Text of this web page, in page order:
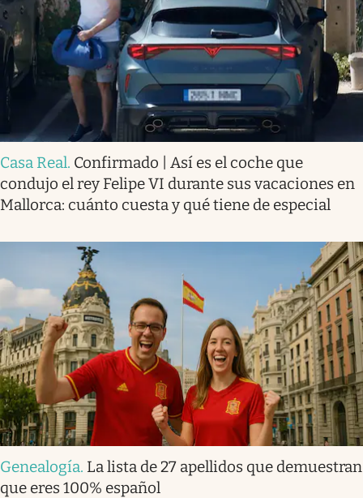
Casa Real. Confirmado | Así es el coche que
condujo el rey Felipe VI durante sus vacaciones en
Mallorca: cuánto cuesta y qué tiene de especial
Genealogía. La lista de 27 apellidos que demuestran
que eres 100% español